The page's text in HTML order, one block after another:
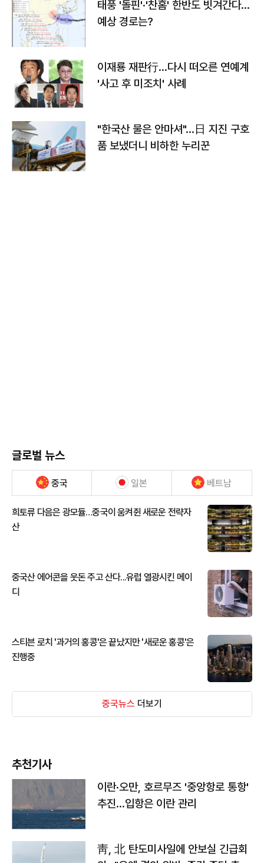
태풍 '돌핀'·'찬홈' 한반도 빗겨간다…
예상 경로는?
이재룡 재판行…다시 떠오른 연예계
'사고 후 미조치' 사례
"한국산 물은 안마셔"…日 지진 구호
품 보냈더니 비하한 누리꾼
글로벌 뉴스
중국 일본 베트남
희토류 다음은 광모듈…중국이 움켜쥔 새로운 전략자
산
중국산 에어콘을 웃돈 주고 산다...유럽 열광시킨 메이
디
스티븐 로치 '과거의 홍콩'은 끝났지만 '새로운 홍콩'은
진행중
중국뉴스 더보기
추천기사
이란·오만, 호르무즈 '중앙항로 통항'
추진…입항은 이란 관리
靑, 北 탄도미사일에 안보실 긴급회